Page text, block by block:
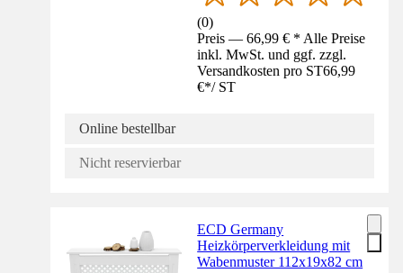
(0)
Preis — 66,99 € * Alle Preise
inkl. MwSt. und ggf. zzgl.
Versandkosten pro ST66,99
€*/ ST
Online bestellbar
Nicht reservierbar
ECD Germany
Heizkörperverkleidung mit
Wabenmuster 112x19x82 cm